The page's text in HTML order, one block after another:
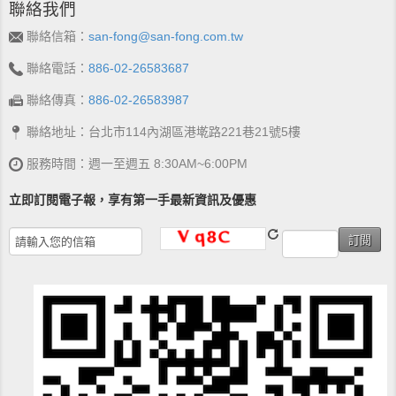
聯絡我們
聯絡信箱： san-fong@san-fong.com.tw
聯絡電話： 886-02-26583687
聯絡傳真： 886-02-26583987
聯絡地址：台北市114內湖區港墘路221巷21號5樓
服務時間：週一至週五 8:30AM~6:00PM
立即訂閱電子報，享有第一手最新資訊及優惠